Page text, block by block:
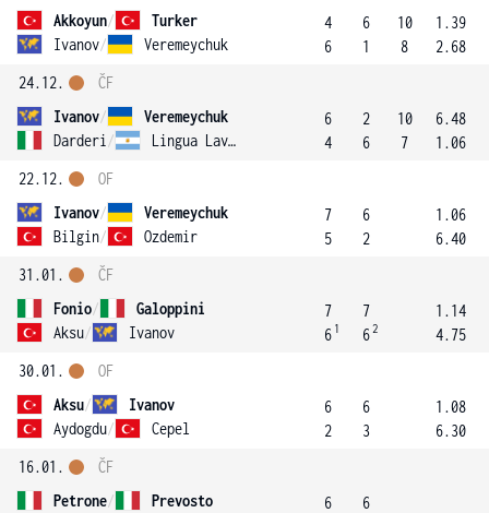
Akkoyun/
Turker
Ivanov/ Veremeychuk
4
6
6
1
10
8
1.39
2.68
24.12.
Ivanov/
Veremeychuk
Darderi / Lingua Lavallen
ČF
6
4
2
6
10
7
6.48
1.06
22.12.
Ivanov/
Veremeychuk
Bilgin/ Ozdemir
OF
7
5
6
2
1.06
6.40
31.01.
Fonio/
Galoppini
Aksu/ Ivanov
ČF
7
6 1
7
62
1.14
4.75
30.01.
Aksu/
Ivanov
Aydogdu/ Cepel
OF
6
2
6
3
1.08
6.30
16.01.
Petrone/
Prevosto
ČF
6
6